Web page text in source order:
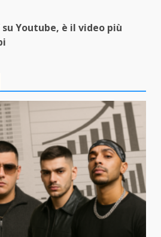
Youtube, è il video più